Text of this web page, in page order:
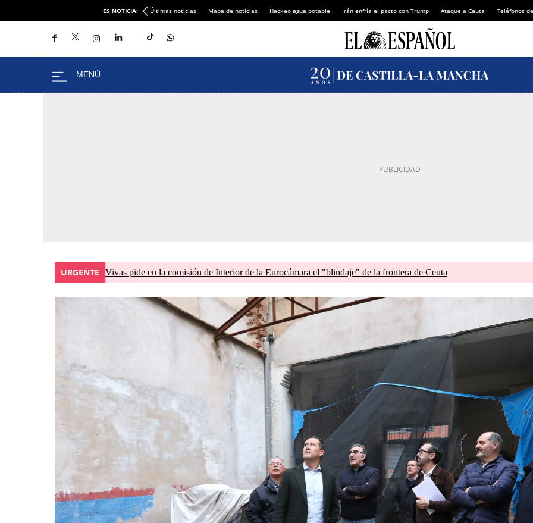
ES NOTICIA: Últimas noticias Mapa de noticias Hackeo agua potable Irán enfría el pacto con Trump Ataque a Ceuta Teléfonos
URGENTE Vivas pide en la comisión de Interior de la Eurocámara el "blindaje" de la frontera de Ceuta